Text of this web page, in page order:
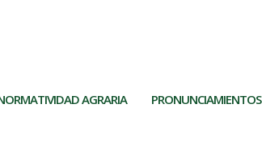
AGRARIA PRONUNCIAMIENTOS